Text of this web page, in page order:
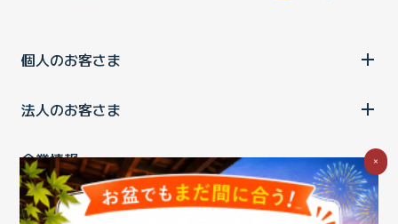
個人のお客さま
法人のお客さま
企業情報
ご利用中の方
×